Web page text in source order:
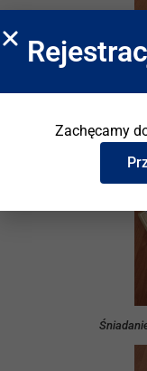
Zachęcamy